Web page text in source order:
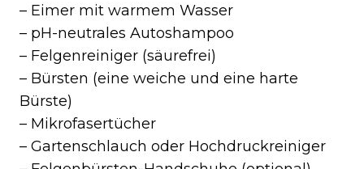
– Eimer mit warmem Wasser
– pH-neutrales Autoshampoo
– Felgenreiniger (säurefrei)
– Bürsten (eine weiche und eine harte
Bürste)
– Mikrofasertücher
– Gartenschlauch oder Hochdruckreiniger